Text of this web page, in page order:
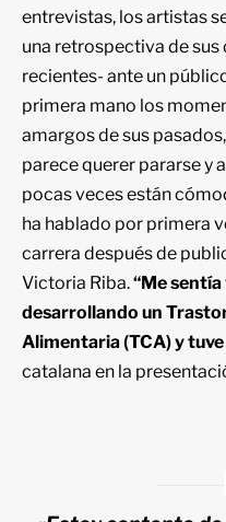
entrevistas, los artistas
una retrospectiva de sus
recientes- ante un
primera mano los
amargos de sus
parece querer pararse y
pocas veces están
ha hablado por primera
carrera después de
Victoria Riba.“Me
desarrollando un
Alimentaria (TCA) y
catalana en la